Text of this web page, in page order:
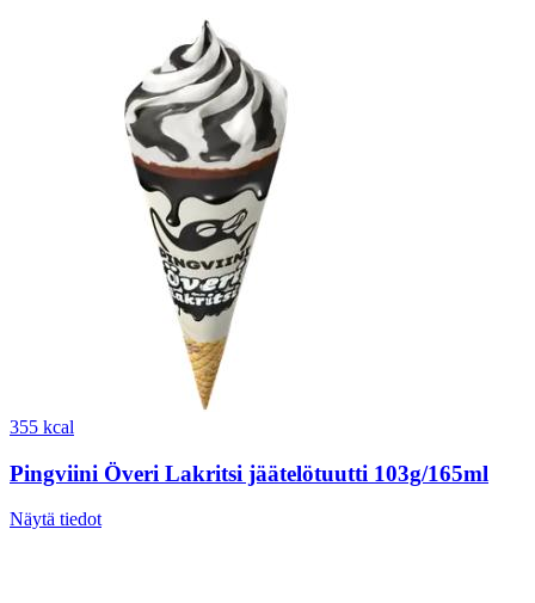
355 kcal
Pingviini Överi Lakritsi jäätelötuutti 103g/165ml
Näytä tiedot